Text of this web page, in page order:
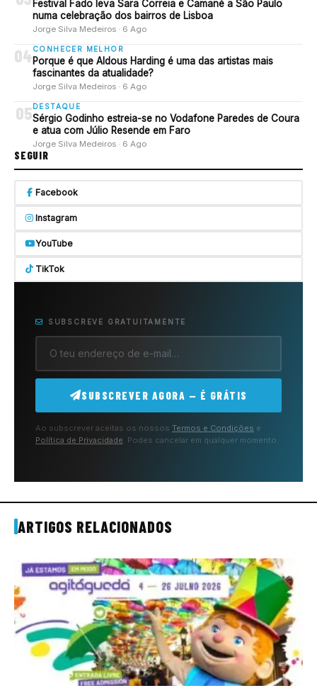
Festival Fado leva Sara Correia e Camané a São Paulo
numa celebração dos bairros de Lisboa
Jorge Silva Medeiros · 6 Ago
04CONHECER MELHOR
Porque é que Aldous Harding é uma das artistas mais
fascinantes da atualidade?
Jorge Silva Medeiros · 6 Ago
05 DESTAQUE
Sérgio Godinho estreia-se no Vodafone Paredes de Coura
e atua com Júlio Resende em Faro
Jorge Silva Medeiros · 6 Ago
SEGUIR
Facebook
Instagram
YouTube
TikTok
SUBSCREVE GRATUITAMENTE
SUBSCREVER AGORA — É GRÁTIS
Ao subscrever aceitas os nossos Termos e Condições e
Política de Privacidade. Podes cancelar em qualquer momento.
ARTIGOS RELACIONADOS